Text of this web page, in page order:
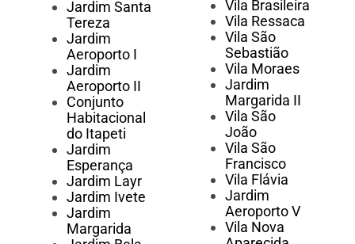
Jardim Santa
Tereza
Jardim
Aeroporto I
Jardim
Aeroporto II
Conjunto
Habitacional
do Itapeti
Jardim
Esperança
Jardim Layr
Jardim Ivete
Jardim
Margarida
Vila Brasileira
Vila Ressaca
Vila São
Sebastião
Vila Moraes
Jardim
Margarida II
Vila São
João
Vila São
Francisco
Vila Flávia
Jardim
Aeroporto V
Vila Nova